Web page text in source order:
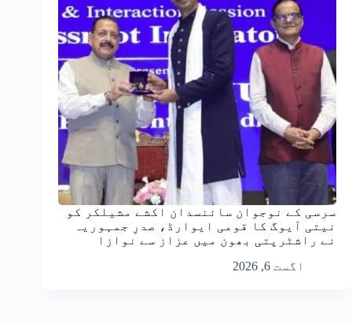
سرسی کے نوجوان سائنسدان اکشے مشیلکر کو
نیتی آیوگ کا قومی ایوارڈ، صدرِ جمہوریہ
نے راشٹرپتی بھون میں عزاز سے نوازا
اگست 6, 2026